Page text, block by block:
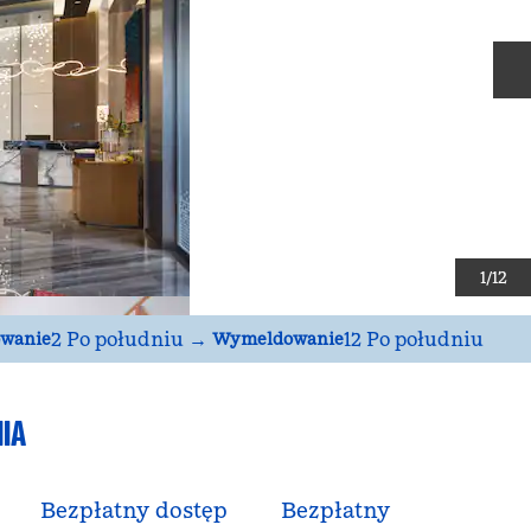
1/12
2 Po południu → Wymeldowanie12 Po południu
Bezpłatny dostęp
Bezpłatny